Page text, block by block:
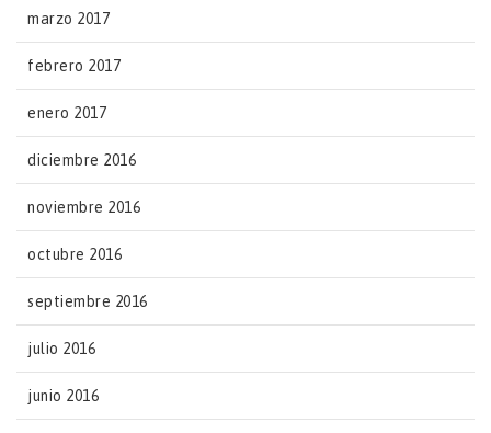
marzo 2017
febrero 2017
enero 2017
diciembre 2016
noviembre 2016
octubre 2016
septiembre 2016
julio 2016
junio 2016